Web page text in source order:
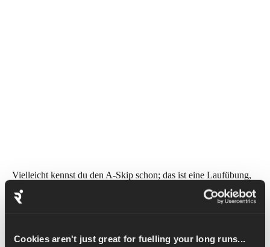
Cookies aren't just great for fuelling your long runs...
Vielleicht kennst du den A-Skip schon; das ist eine Laufübung,
die man zum Aufwärmen vor dem Laufen macht. Die Walking-
Version ist einfach eine langsamere Version, die wir machen